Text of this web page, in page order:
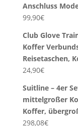
Anschluss
99,90€
Club Glove
Koffer
Reisetaschen,
24,90€
Suitline – 4er
mittelgroßer
Koffer,
298,08€